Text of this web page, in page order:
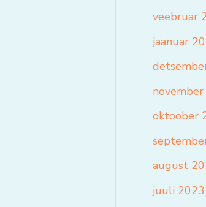
veebruar
jaanuar
oktoober
august
juuli 2023